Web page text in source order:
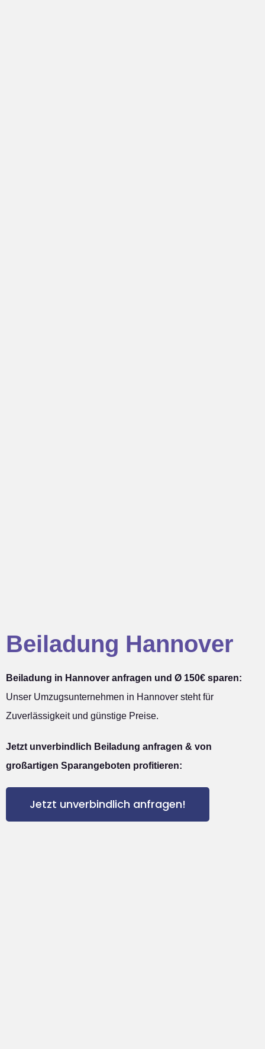
Beiladung Hannover
Beiladung in Hannover anfragen und Ø 150€ sparen:
Unser Umzugsunternehmen in Hannover steht für
Zuverlässigkeit und günstige Preise.
Jetzt unverbindlich Beiladung anfragen & von
großartigen Sparangeboten profitieren:
Jetzt unverbindlich anfragen!